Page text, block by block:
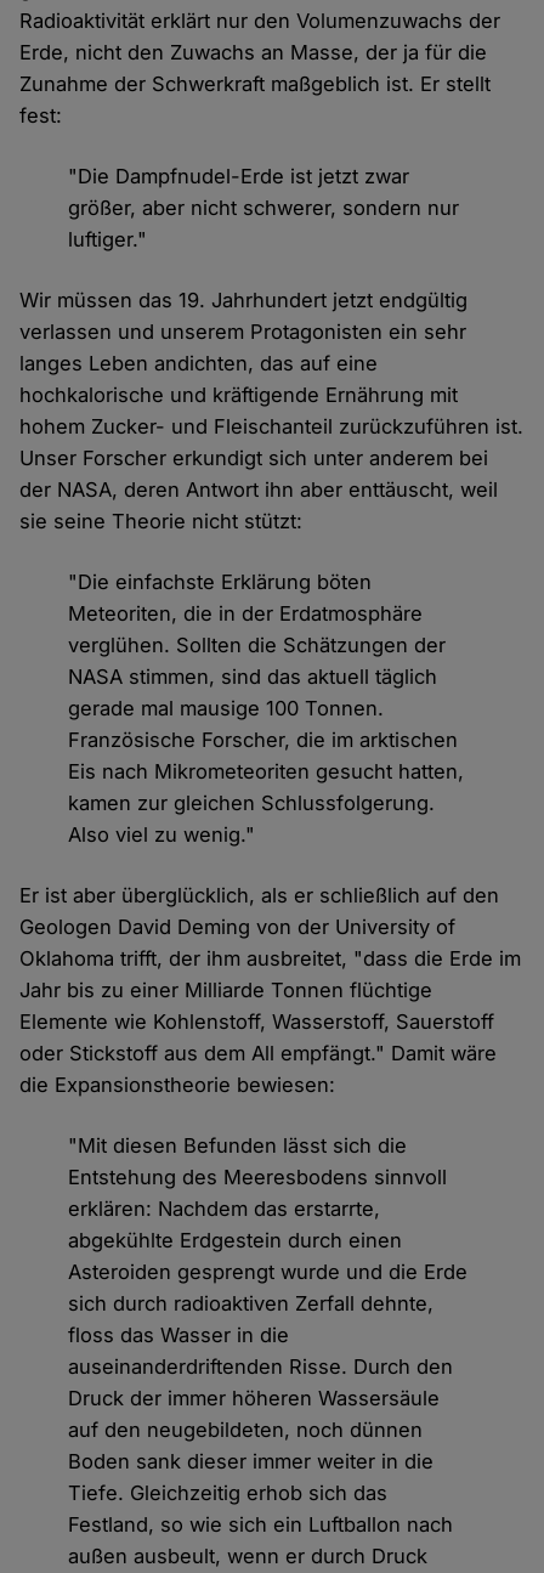
Radioaktivität erklärt nur den Volumenzuwachs der
Erde, nicht den Zuwachs an Masse, der ja für die
Zunahme der Schwerkraft maßgeblich ist. Er stellt
fest:
"Die Dampfnudel-Erde ist jetzt zwar
größer, aber nicht schwerer, sondern nur
luftiger."
Wir müssen das 19. Jahrhundert jetzt endgültig
verlassen und unserem Protagonisten ein sehr
langes Leben andichten, das auf eine
hochkalorische und kräftigende Ernährung mit
hohem Zucker- und Fleischanteil zurückzuführen ist.
Unser Forscher erkundigt sich unter anderem bei
der NASA, deren Antwort ihn aber enttäuscht, weil
sie seine Theorie nicht stützt:
"Die einfachste Erklärung böten
Meteoriten, die in der Erdatmosphäre
verglühen. Sollten die Schätzungen der
NASA stimmen, sind das aktuell täglich
gerade mal mausige 100 Tonnen.
Französische Forscher, die im arktischen
Eis nach Mikrometeoriten gesucht hatten,
kamen zur gleichen Schlussfolgerung.
Also viel zu wenig."
Er ist aber überglücklich, als er schließlich auf den
Geologen David Deming von der University of
Oklahoma trifft, der ihm ausbreitet, "dass die Erde im
Jahr bis zu einer Milliarde Tonnen flüchtige
Elemente wie Kohlenstoff, Wasserstoff, Sauerstoff
oder Stickstoff aus dem All empfängt." Damit wäre
die Expansionstheorie bewiesen:
"Mit diesen Befunden lässt sich die
Entstehung des Meeresbodens sinnvoll
erklären: Nachdem das erstarrte,
abgekühlte Erdgestein durch einen
Asteroiden gesprengt wurde und die Erde
sich durch radioaktiven Zerfall dehnte,
floss das Wasser in die
auseinanderdriftenden Risse. Durch den
Druck der immer höheren Wassersäule
auf den neugebildeten, noch dünnen
Boden sank dieser immer weiter in die
Tiefe. Gleichzeitig erhob sich das
Festland, so wie sich ein Luftballon nach
außen ausbeult, wenn er durch Druck